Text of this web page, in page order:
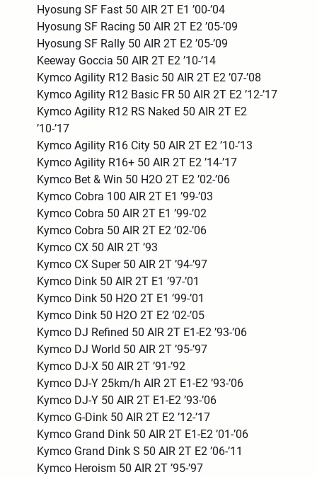
Hyosung SF Fast 50 AIR 2T E1 ’00-’04
Hyosung SF Racing 50 AIR 2T E2 ’05-’09
Hyosung SF Rally 50 AIR 2T E2 ’05-’09
Keeway Goccia 50 AIR 2T E2 ’10-’14
Kymco Agility R12 Basic 50 AIR 2T E2 ’07-’08
Kymco Agility R12 Basic FR 50 AIR 2T E2 ’12-’17
Kymco Agility R12 RS Naked 50 AIR 2T E2
’10-’17
Kymco Agility R16 City 50 AIR 2T E2 ’10-’13
Kymco Agility R16+ 50 AIR 2T E2 ’14-’17
Kymco Bet & Win 50 H2O 2T E2 ’02-’06
Kymco Cobra 100 AIR 2T E1 ’99-’03
Kymco Cobra 50 AIR 2T E1 ’99-’02
Kymco Cobra 50 AIR 2T E2 ’02-’06
Kymco CX 50 AIR 2T ’93
Kymco CX Super 50 AIR 2T ’94-’97
Kymco Dink 50 AIR 2T E1 ’97-’01
Kymco Dink 50 H2O 2T E1 ’99-’01
Kymco Dink 50 H2O 2T E2 ’02-’05
Kymco DJ Refined 50 AIR 2T E1-E2 ’93-’06
Kymco DJ World 50 AIR 2T ’95-’97
Kymco DJ-X 50 AIR 2T ’91-’92
Kymco DJ-Y 25km/h AIR 2T E1-E2 ’93-’06
Kymco DJ-Y 50 AIR 2T E1-E2 ’93-’06
Kymco G-Dink 50 AIR 2T E2 ’12-’17
Kymco Grand Dink 50 AIR 2T E1-E2 ’01-’06
Kymco Grand Dink S 50 AIR 2T E2 ’06-’11
Kymco Heroism 50 AIR 2T ’95-’97